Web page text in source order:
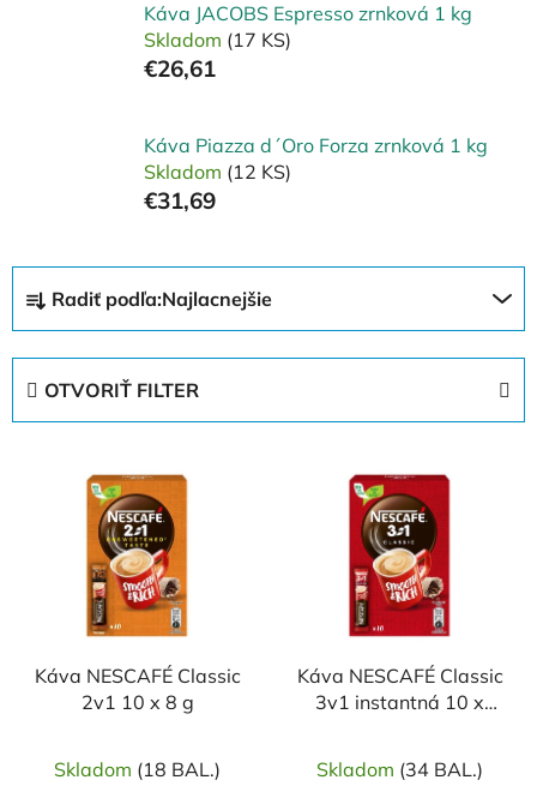
Káva JACOBS Espresso zrnková 1 kg
Skladom (17 KS)
€26,61
Káva Piazza d´Oro Forza zrnková 1 kg
Skladom (12 KS)
€31,69
d
Radiť podľa:Najlacnejšie
OTVORIŤ FILTER
Káva NESCAFÉ Classic
2v1 10 x 8 g
Skladom (18 BAL.)
Káva NESCAFÉ Classic
3v1 instantná 10 x
Skladom (34 BAL.)